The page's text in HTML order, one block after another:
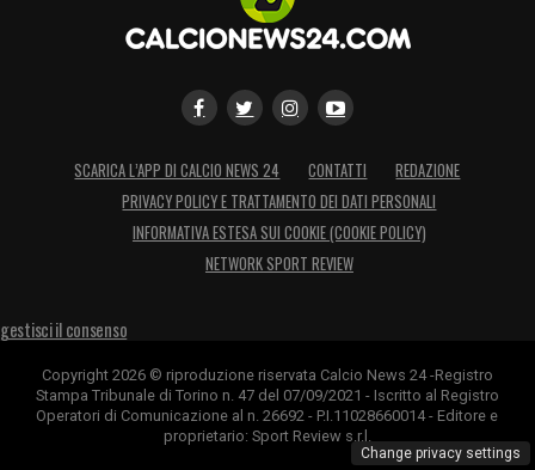
SCARICA L’APP DI CALCIO NEWS 24 CONTATTI
REDAZIONE
PRIVACY POLICY E TRATTAMENTO DEI DATI PERSONALI
INFORMATIVA ESTESA SUI COOKIE (COOKIE POLICY)
NETWORK SPORT REVIEW
gestisci il consenso
Copyright 2026 © riproduzione riservata Calcio News 24 -Registro
Stampa Tribunale di Torino n. 47 del 07/09/2021 - Iscritto al Registro
Operatori di Comunicazione al n. 26692 - P.I.11028660014 - Editore e
proprietario: Sport Review s.r.l.
Change privacy settings